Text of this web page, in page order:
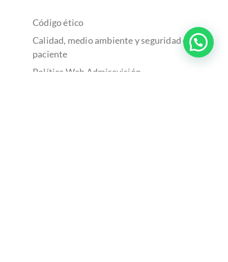
Código ético
Calidad, medio ambiente y seguridad del
paciente
Política Web Admiravisión